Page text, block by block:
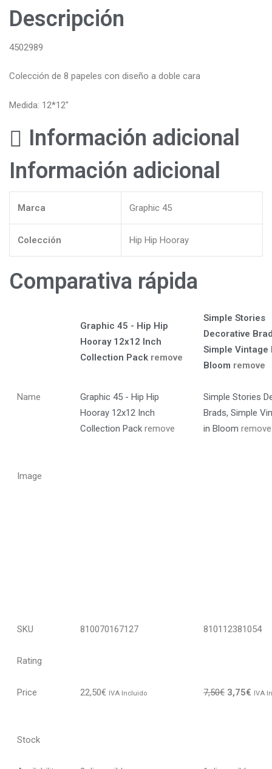
Descripción
4502989
Colección de 8 papeles con diseño a doble cara
Medida: 12*12″
Información adicional
Información adicional
Marca Graphic 45
Colección Hip Hip Hooray
Comparativa rápida
Graphic 45 - Hip Hip
Hooray 12x12 Inch
Collection Pack remove
Simple Stories
Decorative
Simple Vintage
Bloom remove
Name
Graphic 45 - Hip Hip
Hooray 12x12 Inch
Collection Pack remove
Simple Stories
Brads, Simple
in Bloom remove
Image
SKU 810070167127 810112381054
Rating
Price 22,50€ IVA Incluido 7,50€ 3,75€ IVA
Stock